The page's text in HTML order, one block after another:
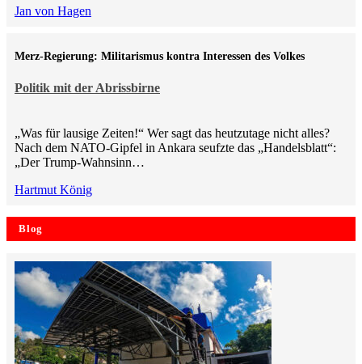
Jan von Hagen
Politik mit der Abrissbirne
Merz-Regierung: Militarismus kontra Inte­ressen des Volkes
„Was für lausige Zeiten!“ Wer sagt das heutzutage nicht alles?
Nach dem NATO-Gipfel in Ankara seufzte das „Handelsblatt“:
„Der Trump-Wahnsinn…
Hartmut König
Blog